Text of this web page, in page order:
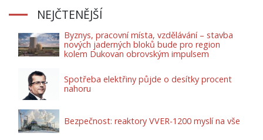
NEJČTENĚJŠÍ
Byznys, pracovní místa, vzdělávání – stavba
nových jaderných bloků bude pro region
kolem Dukovan obrovským impulsem
Spotřeba elektřiny půjde o desítky procent
nahoru
Bezpečnost: reaktory VVER-1200 myslí na vše